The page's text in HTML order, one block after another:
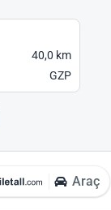
40,0 km
GZP
Araç